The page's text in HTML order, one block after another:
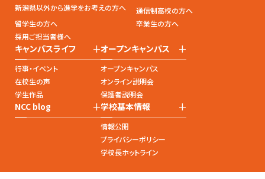
新潟県以外から進学をお考えの方へ
通信制高校の方へ
留学生の方へ
卒業生の方へ
採用ご担当者様へ
キャンパスライフ +
行事・イベント
在校生の声
学生作品
オープンキャンパス +
オープンキャンパス
オンライン説明会
保護者説明会
NCC blog +学校基本情報 +
情報公開
プライバシーポリシー
学校長ホットライン